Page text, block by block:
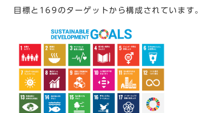
目標と169のターゲットから構成されています。